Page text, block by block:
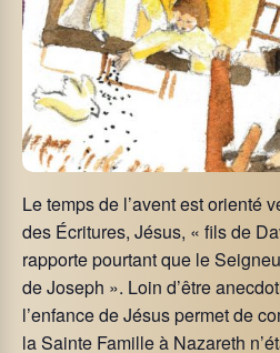
Le temps de l’avent est orienté
des Écritures, Jésus, « fils de
rapporte pourtant que le
de Joseph ». Loin d’être
l’enfance de Jésus permet de
la Sainte Famille à Nazareth